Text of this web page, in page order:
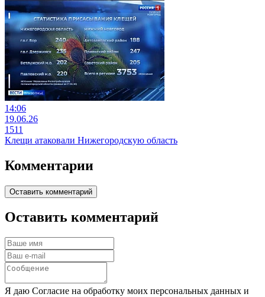
14:06
19.06.26
1511
Клещи атаковали Нижегородскую область
Комментарии
Оставить комментарий
Оставить комментарий
Я даю Согласие на обработку моих персональных данных и